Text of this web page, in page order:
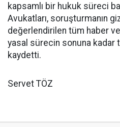
kapsamlı bir hukuk süreci
Avukatları, soruşturmanın
değerlendirilen tüm haber ve
yasal sürecin sonuna kadar
kaydetti.
Servet TÖZ